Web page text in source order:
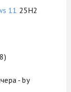
11 25H2
- by